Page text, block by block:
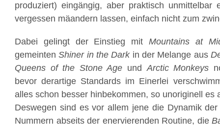
produziert) eingängig, aber praktisch unmittelbar
vergessen mäandern lassen, einfach nicht zum
Dabei gelingt der Einstieg mit Mountains at
gemeintenShiner in the Darkin der Melange aus
Queens of the Stone Age undArctic Monkeys
bevor derartige Standards im Einerlei
alles schon besser hinbekommen, so unoriginell es
Deswegen sind es vor allem jene die Dynamik
Nummern abseits der enervierenden Routine, die